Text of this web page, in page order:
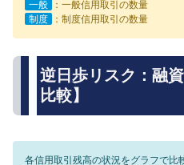
一般
：一般信用取引の数量
制度
：制度信用取引の数量
逆日歩リスク：融
比較】
各信用取引残高の状況をグラフで比